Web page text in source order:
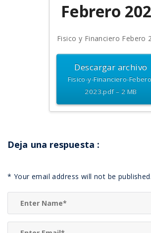
Febrero
Fisico y Financiero Febero
Descargar archivo
Fisico-y-Financiero-
2023.pdf – 2 MB
Deja una respuesta :
* Your email address will not be published.